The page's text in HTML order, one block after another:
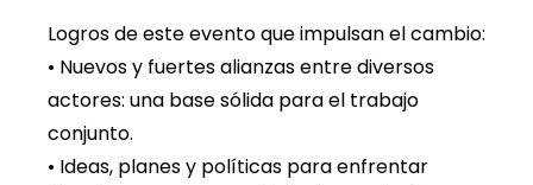
Logros de este evento que impulsan el cambio:
• Nuevos y fuertes alianzas entre diversos
actores: una base sólida para el trabajo
conjunto.
• Ideas, planes y políticas para enfrentar